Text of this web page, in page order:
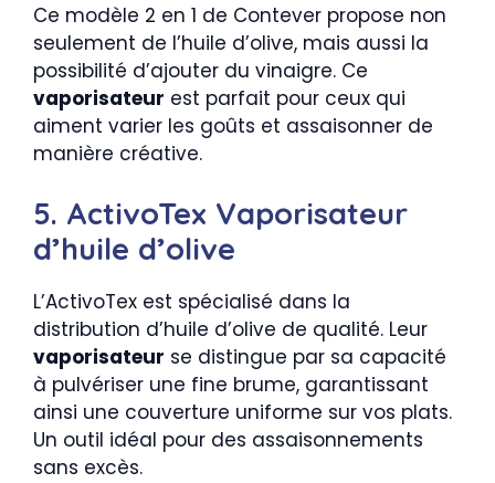
Ce modèle 2 en 1 de Contever propose non
seulement de l’huile d’olive, mais aussi la
possibilité d’ajouter du vinaigre. Ce
vaporisateur est parfait pour ceux qui
aiment varier les goûts et assaisonner de
manière créative.
5. ActivoTex Vaporisateur
d’huile d’olive
L’ActivoTex est spécialisé dans la
distribution d’huile d’olive de qualité. Leur
vaporisateur se distingue par sa capacité
à pulvériser une fine brume, garantissant
ainsi une couverture uniforme sur vos plats.
Un outil idéal pour des assaisonnements
sans excès.